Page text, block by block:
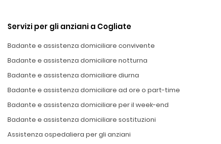
Servizi per gli anziani a Cogliate
Badante e assistenza domiciliare convivente
Badante e assistenza domiciliare notturna
Badante e assistenza domiciliare diurna
Badante e assistenza domiciliare ad ore o part-time
Badante e assistenza domiciliare per il week-end
Badante e assistenza domiciliare sostituzioni
Assistenza ospedaliera per gli anziani